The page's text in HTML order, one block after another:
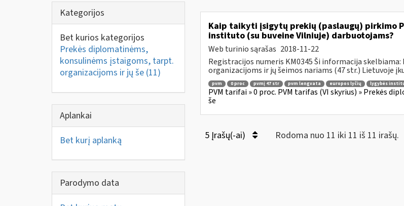
Kategorijos
Bet kurios kategorijos
Prekės diplomatinėms,
konsulinėms įstaigoms, tarpt.
organizacijoms ir jų še (11)
Aplankai
Bet kurį aplanką
Parodymo data
Kaip taikyti įsigytų prekių (paslaugų) pirkimo
instituto (su buveine Vilniuje) darbuotojams?
Web turinio sąrašas 2018-11-22
Registracijos numeris KM0345 Ši informacija
organizacijoms ir jų šeimos nariams (47 str.) Lietuvoje
pvm 0 proc pvmį 47 str pvm lengvata europos lyčių lygybės
PVM tarifai » 0 proc. PVM tarifas (VI skyrius) » Prekės
še
5 Įrašų(-ai) Rodoma nuo 11 iki 11 iš 11 irašų.